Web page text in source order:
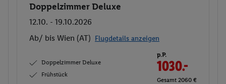
Buchen
Doppelzimmer Deluxe
12.10. - 19.10.2026
Ab/ bis Wien (AT) Flugdetails anzeigen
Doppelzimmer Deluxe
Frühstück
p.P.
1030.-
Gesamt 2060 €